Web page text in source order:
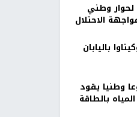
لحوار وطني
الاحتلال
باليابان
وطنيا يقود
بالطاقة